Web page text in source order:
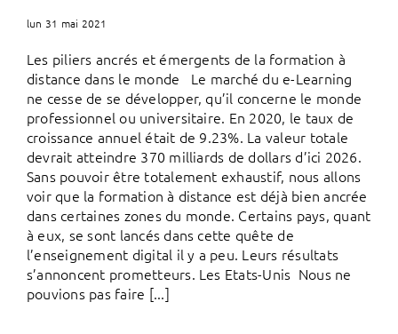
lun 31 mai 2021
Les piliers ancrés et émergents de la formation à
distance dans le monde Le marché du e-Learning
ne cesse de se développer, qu’il concerne le monde
professionnel ou universitaire. En 2020, le taux de
croissance annuel était de 9.23%. La valeur totale
devrait atteindre 370 milliards de dollars d’ici 2026.
Sans pouvoir être totalement exhaustif, nous allons
voir que la formation à distance est déjà bien ancrée
dans certaines zones du monde. Certains pays, quant
à eux, se sont lancés dans cette quête de
l’enseignement digital il y a peu. Leurs résultats
s’annoncent prometteurs. Les Etats-Unis Nous ne
pouvions pas faire [...]